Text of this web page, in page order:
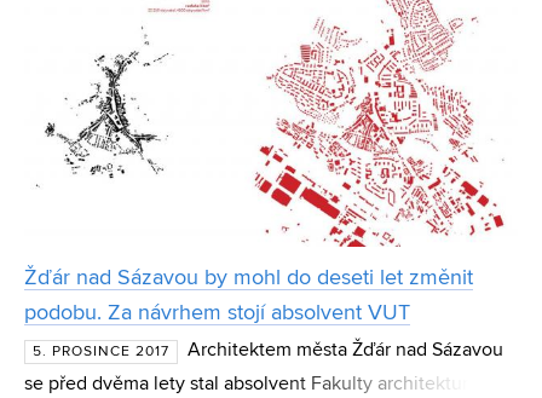
Žďár nad Sázavou by mohl do deseti let změnit
podobu. Za návrhem stojí absolvent VUT
5. PROSINCE 2017
Architektem města Žďár nad Sázavou
se před dvěma lety stal absolvent Fakulty architektury